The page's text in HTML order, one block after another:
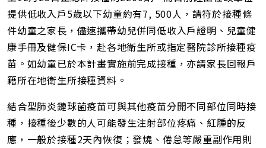
提供低收入戶5歲以下幼童約有7, 500人，請符於接種條
件幼童之家長，儘速攜帶幼兒併同低收入戶證明、兒童健
康手冊及健保IC卡，赴各地衛生所或指定醫院診所接種疫
苗。如幼童已於本計畫實施前完成接種，亦請家長回報戶
籍所在地衛生所接種資料。
結合型肺炎鏈球菌疫苗可與其他疫苗分開不同部位同時接
種，接種後少數的人可能發生注射部位疼痛、紅腫的反
應，一般於接種2天內恢復；發燒、倦怠等嚴重副作用則